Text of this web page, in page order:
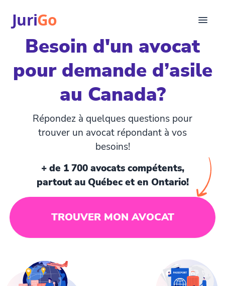
JuriGo
Consultation
Articles juridiques
Pour avocats
Trouver un avocat
Besoin d'un avocat
pour demande d’asile
au Canada?
Répondez à quelques questions pour
trouver un avocat répondant à vos
besoins!
+ de 1 700 avocats compétents,
partout au Québec et en Ontario!
TROUVER MON AVOCAT